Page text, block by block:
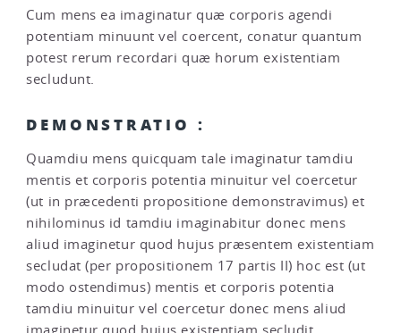
Cum mens ea imaginatur quæ corporis agendi
potentiam minuunt vel coercent, conatur quantum
potest rerum recordari quæ horum existentiam
secludunt.
DEMONSTRATIO :
Quamdiu mens quicquam tale imaginatur tamdiu
mentis et corporis potentia minuitur vel coercetur
(ut in præcedenti propositione demonstravimus) et
nihilominus id tamdiu imaginabitur donec mens
aliud imaginetur quod hujus præsentem existentiam
secludat (per propositionem 17 partis II) hoc est (ut
modo ostendimus) mentis et corporis potentia
tamdiu minuitur vel coercetur donec mens aliud